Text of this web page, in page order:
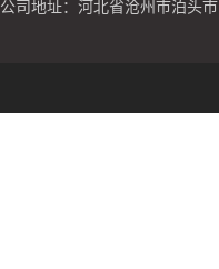
公司地址：河北省沧州市泊头市